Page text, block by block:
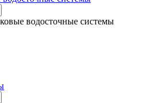
водосточные системы